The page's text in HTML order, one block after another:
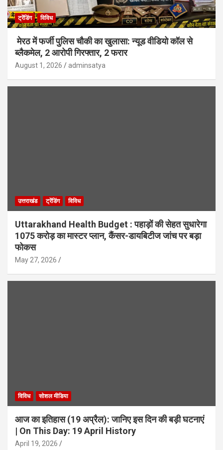
ट्रेंडिंग विविध
मेरठ में फर्जी पुलिस चौकी का खुलासा: न्यूड वीडियो कॉल से
ब्लैकमेल, 2 आरोपी गिरफ्तार, 2 फरार
August 1, 2026 adminsatya
उत्तराखंड ट्रेंडिंग विविध
Uttarakhand Health Budget : पहाड़ों की सेहत सुधारेगा
1075 करोड़ का मास्टर प्लान, कैंसर-डायबिटीज जांच पर बड़ा
फोकस
May 27, 2026
विविध सोशल मीडिया
आज का इतिहास (19 अप्रैल): जानिए इस दिन की बड़ी घटनाएं
| On This Day: 19 April History
April 19, 2026